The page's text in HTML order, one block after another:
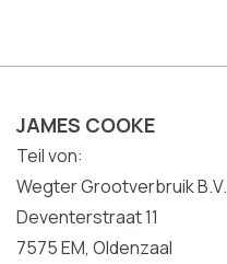
JAMES COOKE
Teil von:
Wegter Grootverbruik B.V.
Deventerstraat 11
7575 EM, Oldenzaal